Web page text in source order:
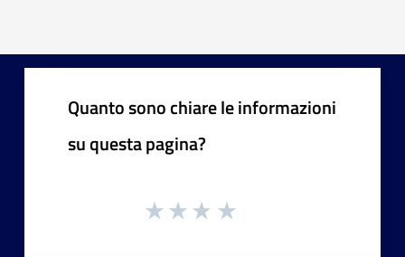
Quanto sono chiare le informazioni
su questa pagina?